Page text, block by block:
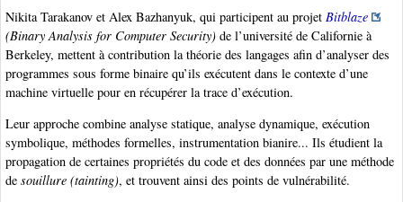
Nikita Tarakanov et Alex Bazhanyuk, qui participent au projet Bitblaze
(Binary Analysis for Computer Security) de l’université de Californie à
Berkeley, mettent à contribution la théorie des langages afin d’analyser des
programmes sous forme binaire qu’ils exécutent dans le contexte d’une
machine virtuelle pour en récupérer la trace d’exécution.
Leur approche combine analyse statique, analyse dynamique, exécution
symbolique, méthodes formelles, instrumentation bianire... Ils étudient la
propagation de certaines propriétés du code et des données par une méthode
de souillure (tainting), et trouvent ainsi des points de vulnérabilité.